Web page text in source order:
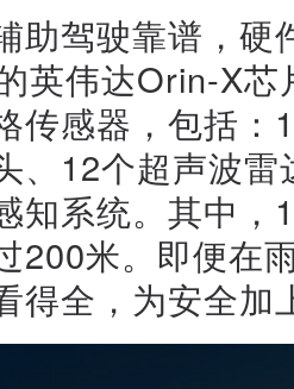
助驾驶靠谱，硬
英伟达Orin-X
传感器，包括：
、12个超声波
知系统。其中，
200米。即便在
得全，为安全加